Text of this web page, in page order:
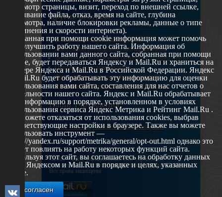
Другие ресурсы
Администрация города Ноябрьска
Департамент образования города Ноябрьска
Департамент молодежной политики и туризма ЯНАО
Окружной молодежный центр
Федеральное агенство по делам молодежи
Туристско-информационный центр Ноябрьска
Наши учреждения
МАУ МП МЦ "Школа Ямолод. Ноябрьск"
©2005 – 2026, Официальный сайт управления
молодежной политики Администрации города Ноябрьск
Все права защищены
просмотр страницы, визит, переход по внешней ссылке,
cкачивание файла, отказ, время на сайте, глубина
просмотра, наличие блокировки рекламы, данные о типе
соединения и скорости интернета).
Собранная при помощи cookie информация может помочь
нам улучшить работу нашего сайта. Информация об
использовании вами данного сайта, собранная при помощи
cookie, будет передаваться Яндексу и Mail.Ru и храниться на
сервере Яндекса и Mail.Ru в Российской Федерации. Яндекс
и Mail.Ru будет обрабатывать эту информацию для оценки
использования вами сайта, составления для нас отчетов о
деятельности нашего сайта. Яндекс и Mail.Ru обрабатывает
эту информацию в порядке, установленном в условиях
использования сервиса Яндекс Метрика и Рейтинг Mail.Ru .
Вы можете отказаться от использования cookies, выбрав
соответствующие настройки в браузере. Также вы можете
использовать инструмент —
https://yandex.ru/support/metrika/general/opt-out.html однако это
может повлиять на работу некоторых функций сайта.
Используя этот сайт, вы соглашаетесь на обработку данных
о вас Яндексом и Mail.Ru в порядке и целях, указанных
выше.
Я согласен